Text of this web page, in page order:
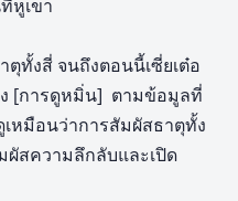
หูเขา
ตุทั้งสี่ จนถึงตอนนี้เซี่ยเต๋อ
ง [การดูหมิ่น] ตามข้อมูลที่
เหมือนว่าการสัมผัสธาตุทั้ง
สความลึกลับและเปิด